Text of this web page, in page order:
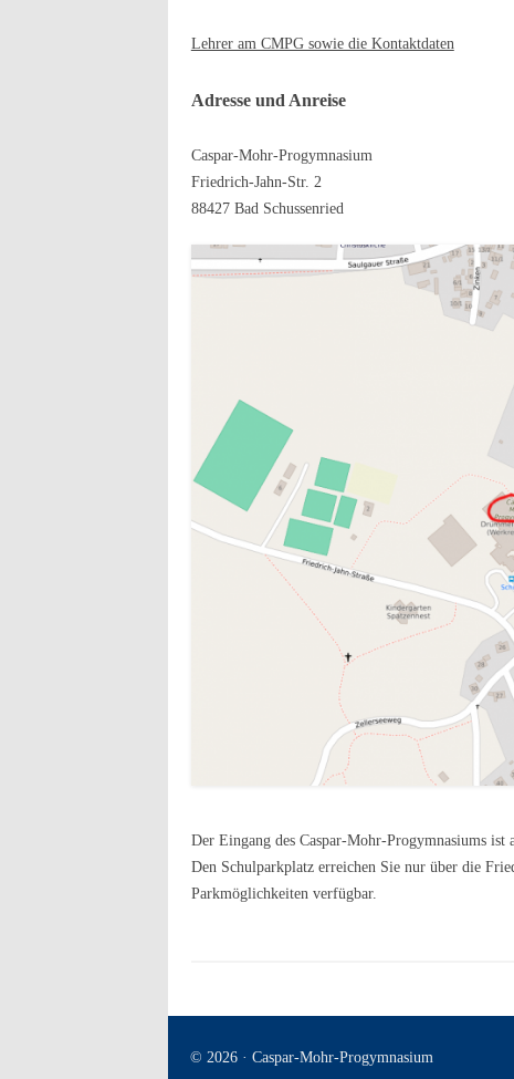
Lehrer am CMPG sowie die Kontaktdaten
Adresse und Anreise
Caspar-Mohr-Progymnasium
Friedrich-Jahn-Str. 2
88427 Bad Schussenried
Der Eingang des Caspar-Mohr-Progymnasiums
Den Schulparkplatz erreichen Sie nur über die
Parkmöglichkeiten verfügbar.
© 2026 · Caspar-Mohr-Progymnasium